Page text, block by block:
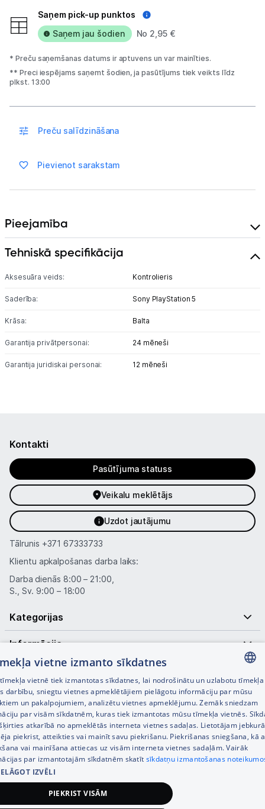
Nintendo Switch
MSI Claw
Spēles
Datu nesēji
Projektori un ekrāni
Telefoni, planšetdatori
Viedierīces
Ražotāju atjaunota tehnika
Vēlmju saraksts
Blogs
Piegāde un apmaksa
Uzņēmumiem
Tet pakalpojumi
Kontakti
Informācija
Saņem pick-up punktos
Saņem jau šodien
No 2,95 €
* Preču saņemšanas datums ir aptuvens un var mainīties.
** Preci iespējams saņemt šodien, ja pasūtījums tiek veikts līdz
plkst. 13:00
Preču salīdzināšana
Pievienot sarakstam
Pieejamība
Tehniskā specifikācija
Aksesuāra veids: Kontrolieris
Saderība: Sony PlayStation 5
Krāsa: Balta
Garantija privātpersonai: 24 mēneši
Garantija juridiskai personai: 12 mēneši
Kontakti
Pasūtījuma statuss
Veikalu meklētājs
Uzdot jautājumu
Tālrunis +371 67333733
Klientu apkalpošanas darba laiks:
Darba dienās 8:00 – 21:00,
S., Sv. 9:00 – 18:00
Kategorijas
Informācija
Noderīgas saites
© SIA Tet 2026 -
LATVIAN
RUSSIAN
ENGLISH
vietne izmanto sīkdatnes
vietnē tiek izmantotas sīkdatnes, lai nodrošinātu un uzlabotu tīmekļa
darbību, sniegtu vietnes apmeklētājiem pielāgotu informāciju par mūsu
un pakalpojumiem, analizētu vietnes apmeklējumu. Zemāk sniedzam
par visām sīkdatnēm, kuras tiek izmantotas mūsu tīmekļa vietnēs.
atkarībā no apmeklētās interneta vietnes sadaļas. Lietotājam
piekrist, atteikties vai mainīt savu piekrišanu. Piekrišanas sniegšana, kā
vai mainīšana attiecas uz visām interneta vietnes sadaļām. Vairāk
par izmantotajām sīkdatnēm skatīt sīkdatņu izmantošanas
IZVĒLI
PIEKRIST VISĀM